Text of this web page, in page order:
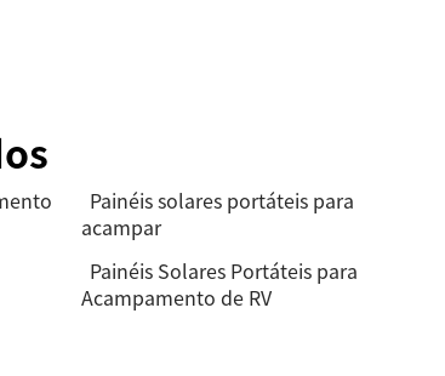
Painéis solares portáteis para
acampar
Painéis Solares Portáteis para
Acampamento de RV